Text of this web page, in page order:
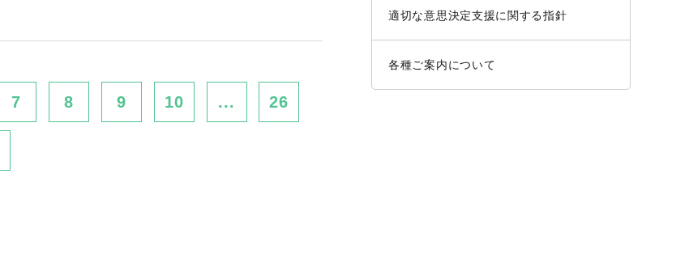
7 8 9 10 ... 26
適切な意思決定支援に関する指針
各種ご案内について